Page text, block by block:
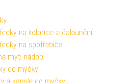
na koberce a čalounění
na spotřebiče
mytí nádobí
do myčky